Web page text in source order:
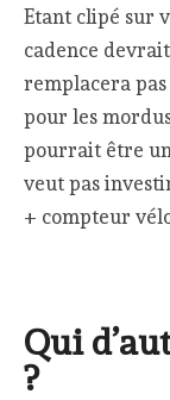
Etant clipé sur
cadence
remplacera
pour les
pourrait être
veut pas
+ compteur
Qui
?